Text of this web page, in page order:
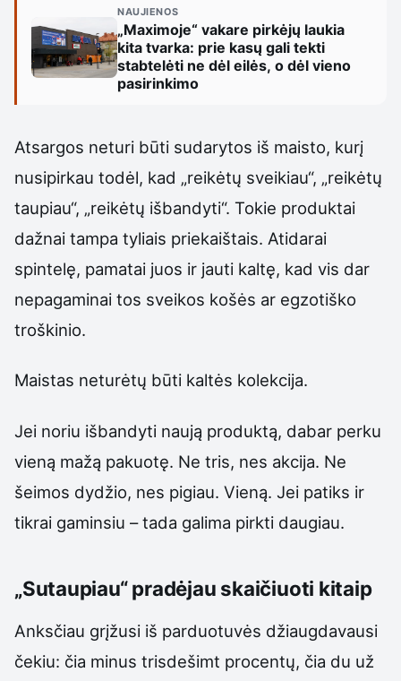
NAUJIENOS
„Maximoje“ vakare pirkėjų laukia
kita tvarka: prie kasų gali tekti
stabtelėti ne dėl eilės, o dėl vieno
pasirinkimo
Atsargos neturi būti sudarytos iš maisto, kurį
nusipirkau todėl, kad „reikėtų sveikiau“, „reikėtų
taupiau“, „reikėtų išbandyti“. Tokie produktai
dažnai tampa tyliais priekaištais. Atidarai
spintelę, pamatai juos ir jauti kaltę, kad vis dar
nepagaminai tos sveikos košės ar egzotiško
troškinio.
Maistas neturėtų būti kaltės kolekcija.
Jei noriu išbandyti naują produktą, dabar perku
vieną mažą pakuotę. Ne tris, nes akcija. Ne
šeimos dydžio, nes pigiau. Vieną. Jei patiks ir
tikrai gaminsiu – tada galima pirkti daugiau.
„Sutaupiau“ pradėjau skaičiuoti kitaip
Anksčiau grįžusi iš parduotuvės džiaugdavausi
čekiu: čia minus trisdešimt procentų, čia du už